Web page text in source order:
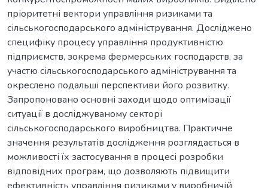
пріоритетні вектори управління ризиками та
сільськогосподарського адміністрування. Досліджено
специфіку процесу управління продуктивністю
підприємств, зокрема фермерських господарств, за
участю сільськогосподарського адміністрування та
окреслено подальші перспективи його розвитку.
Запропоновано основні заходи щодо оптимізації
ситуації в досліджуваному секторі
сільськогосподарського виробництва. Практичне
значення результатів дослідження розглядається в
можливості їх застосування в процесі розробки
відповідних програм, що дозволяють підвищити